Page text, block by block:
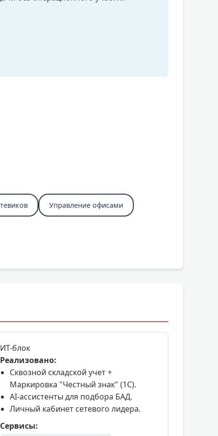
Управление офисами
ИТ-блок
Реализовано:
Сквозной складской учет +
Маркировка "Честный знак" (1С).
AI-ассистенты для подбора БАД.
Личный кабинет сетевого лидера.
Сервисы: